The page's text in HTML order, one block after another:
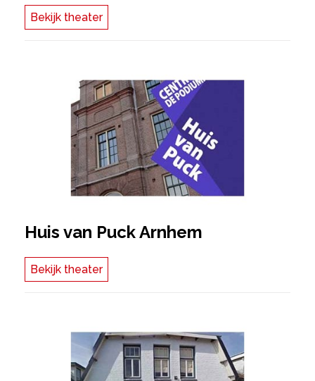
Bekijk theater
Huis van Puck Arnhem
Bekijk theater